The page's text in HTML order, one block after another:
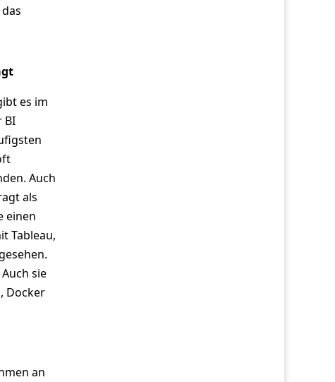
es im
BI
Auch
als
einen
Tableau,
sie
Docker
an